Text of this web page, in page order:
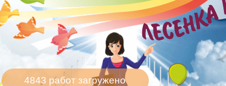
4843 работ загружено